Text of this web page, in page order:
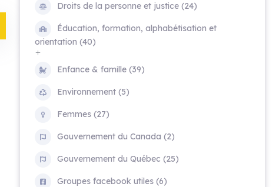
Droits de la personne et justice (24)
Éducation, formation, alphabétisation et
orientation (40)
Enfance & famille (39)
Environnement (5)
Femmes (27)
Gouvernement du Canada (2)
Gouvernement du Québec (25)
Groupes facebook utiles (6)